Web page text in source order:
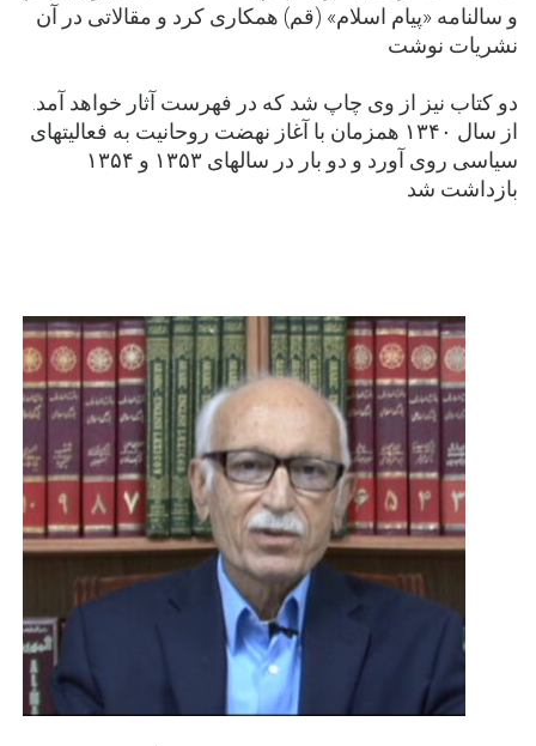
و سالنامه «پیام اسلام» (قم) همکاری کرد و مقالاتی در آن
نشریات نوشت
دو کتاب نیز از وی چاپ شد که در فهرست آثار خواهد آمد.
از سال ۱۳۴۰ همزمان با آغاز نهضت روحانیت به فعالیت­های
سیاسی روی آورد و دو بار در سالهای ۱۳۵۳ و ۱۳۵۴
بازداشت شد